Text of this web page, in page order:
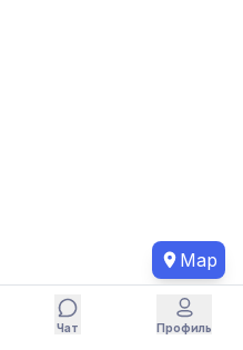
Map
Чат Профиль